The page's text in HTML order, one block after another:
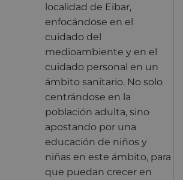
localidad de Eibar,
enfocándose en el
cuidado del
medioambiente y en el
cuidado personal en un
ámbito sanitario. No solo
centrándose en la
población adulta, sino
apostando por una
educación de niños y
niñas en este ámbito, para
que puedan crecer en